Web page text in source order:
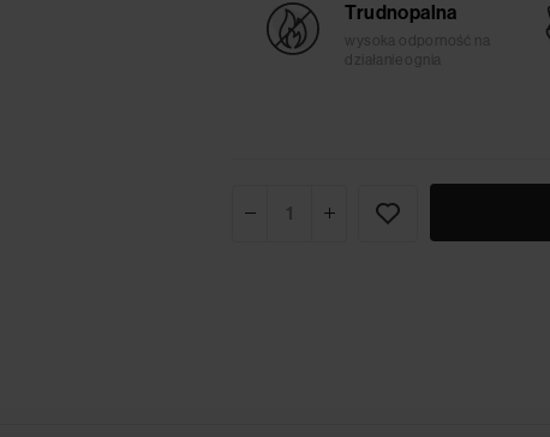
Trudnopalna
wysoka odporność na
działanie ognia